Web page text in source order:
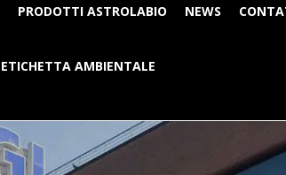
PRODOTTI ASTROLABIO NEWS
ETICHETTA AMBIENTALE